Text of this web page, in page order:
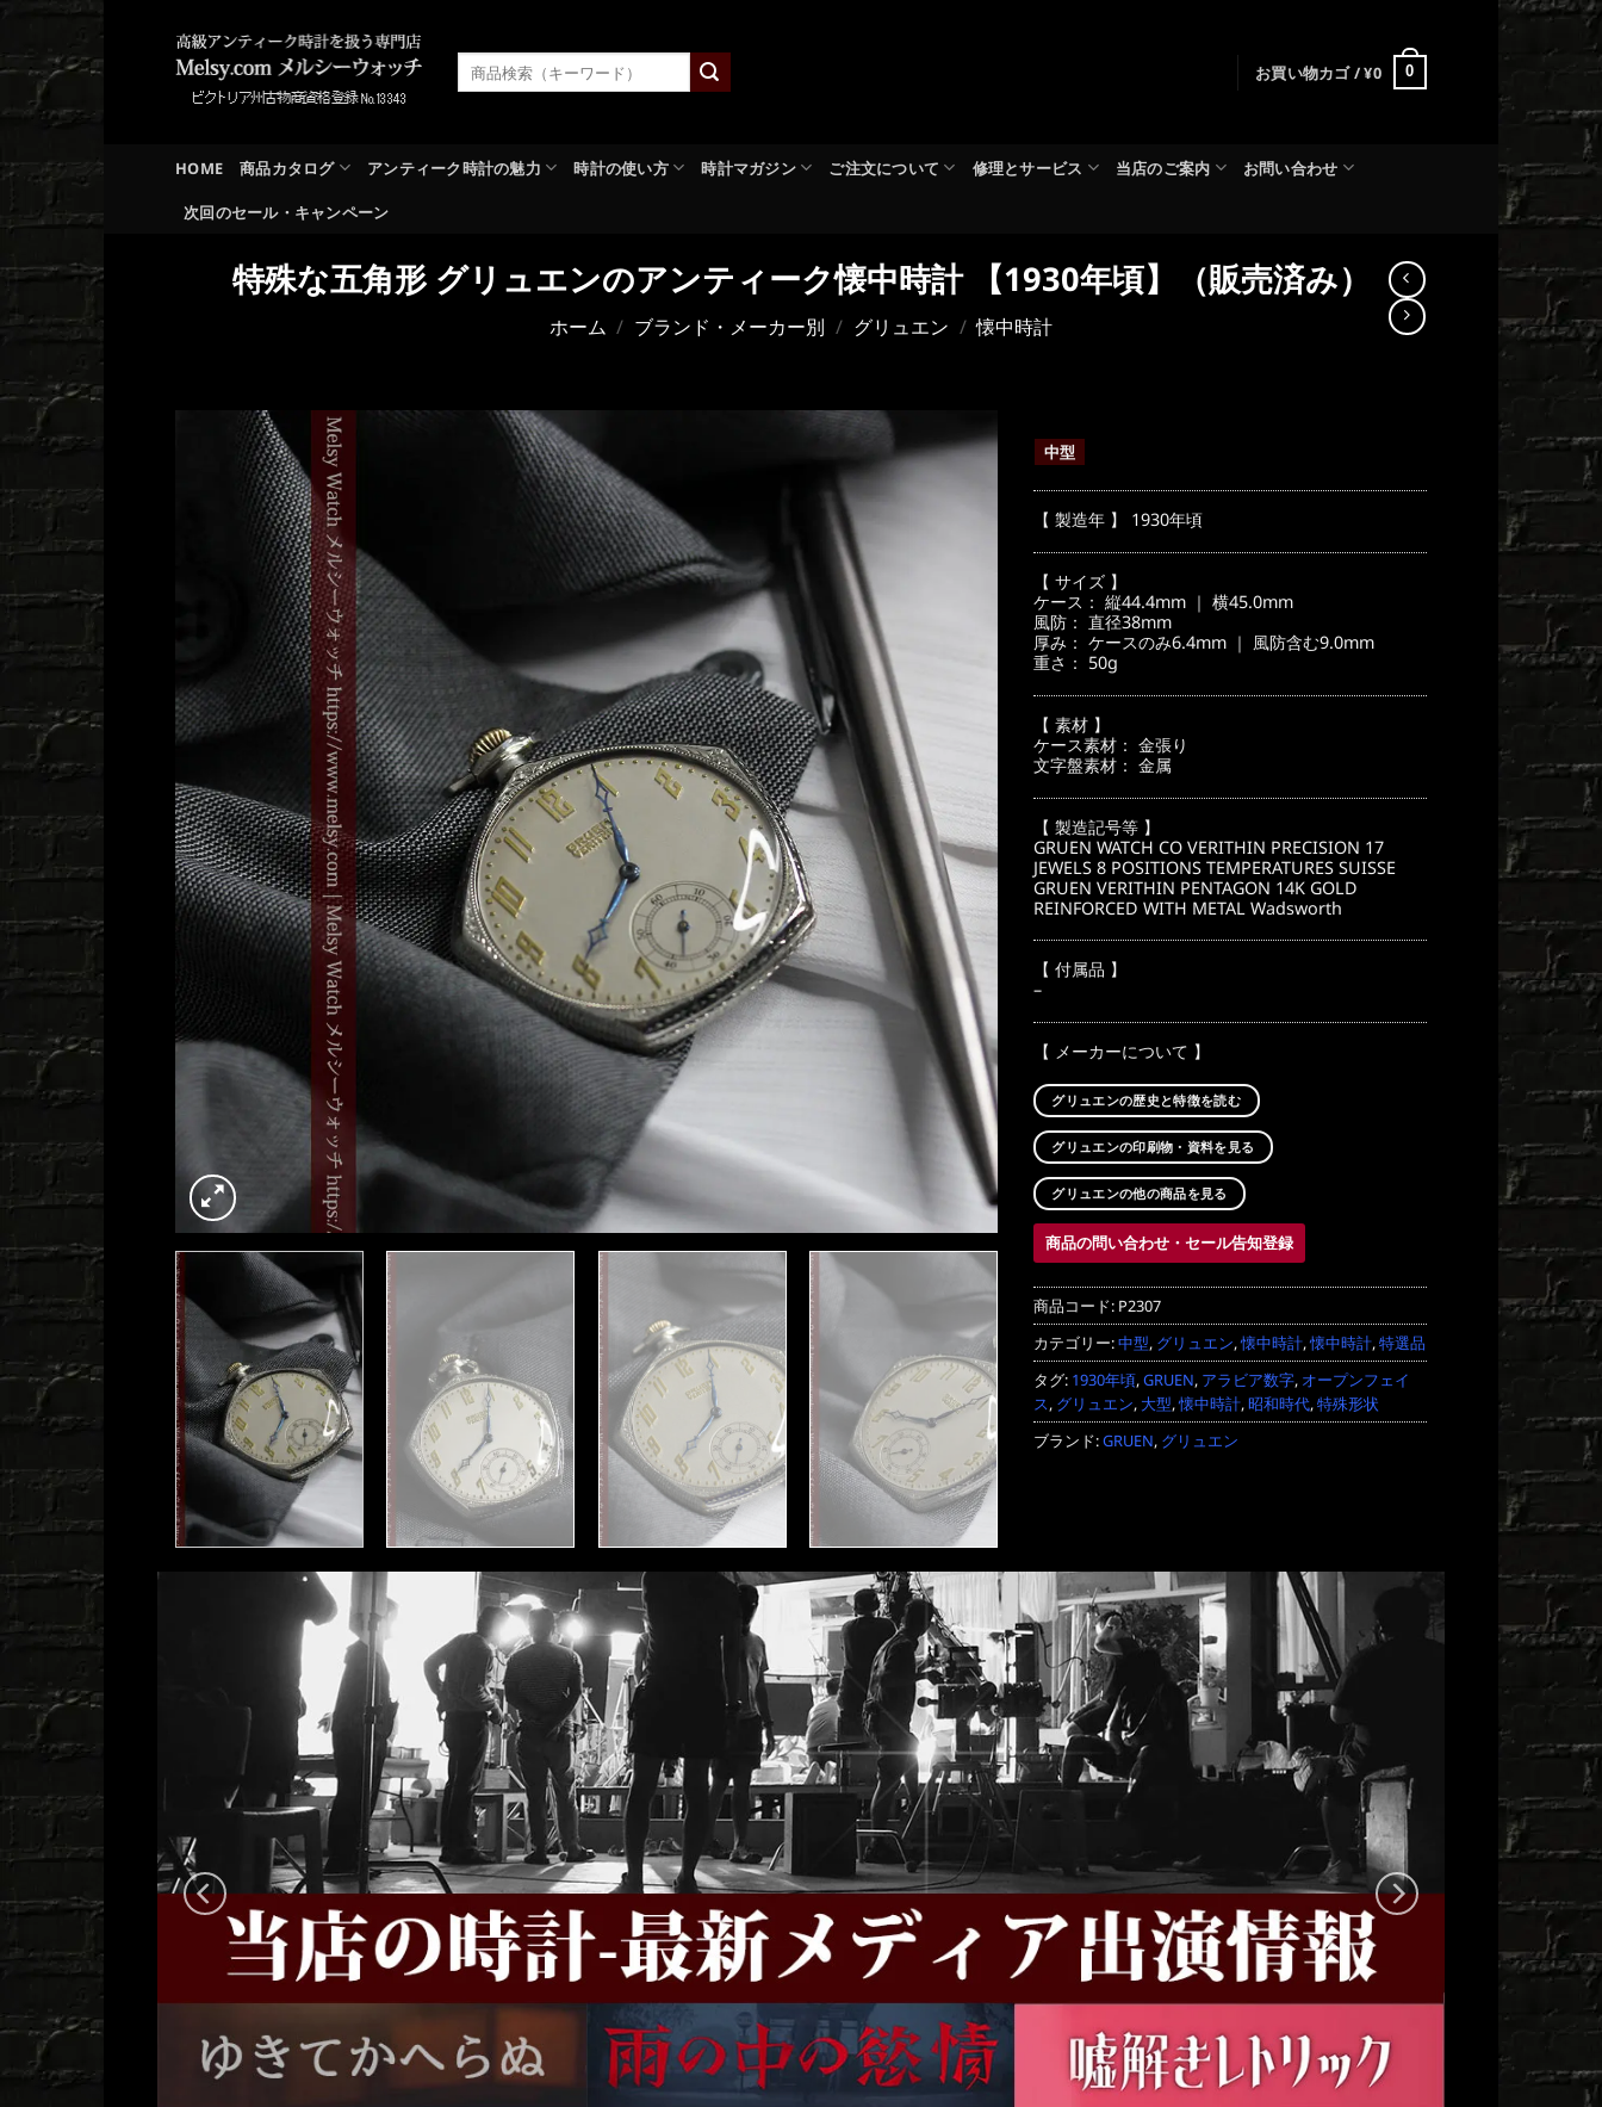
to
お買い物カゴ /¥0 0
HOME 商品カタログ アンティーク時計の魅力 時計の使い方 時計マガジン ご注文について 修理とサービス 当店のご案内 お問い合わせ
次回のセール・キャンペーン
特殊な五角形 グリュエンのアンティーク懐中時計 【1930年頃】（販売済み）
ホーム / ブランド・メーカー別 / グリュエン / 懐中時計
中型
【 製造年 】 1930年頃
【 サイズ 】
ケース： 縦44.4mm ｜ 横45.0mm
風防： 直径38mm
厚み： ケースのみ6.4mm ｜ 風防含む9.0mm
重さ： 50g
【 素材 】
ケース素材： 金張り
文字盤素材： 金属
【 製造記号等 】
GRUEN WATCH CO VERITHIN PRECISION 17
JEWELS 8 POSITIONS TEMPERATURES SUISSE
GRUEN VERITHIN PENTAGON 14K GOLD
REINFORCED WITH METAL Wadsworth
【 付属品 】
–
【 メーカーについて 】
グリュエンの歴史と特徴を読む
グリュエンの印刷物・資料を見る
グリュエンの他の商品を見る
商品の問い合わせ・セール告知登録
商品コード: P2307
カテゴリー:中型, グリュエン,懐中時計,懐中時計,特選品
タグ: 1930年頃,GRUEN, アラビア数字, オープンフェイ
ス, グリュエン, 大型,懐中時計,昭和時代,特殊形状
ブランド:GRUEN, グリュエン